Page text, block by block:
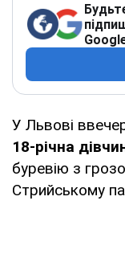
У Львові
18-річна
буревію з
Стрийському